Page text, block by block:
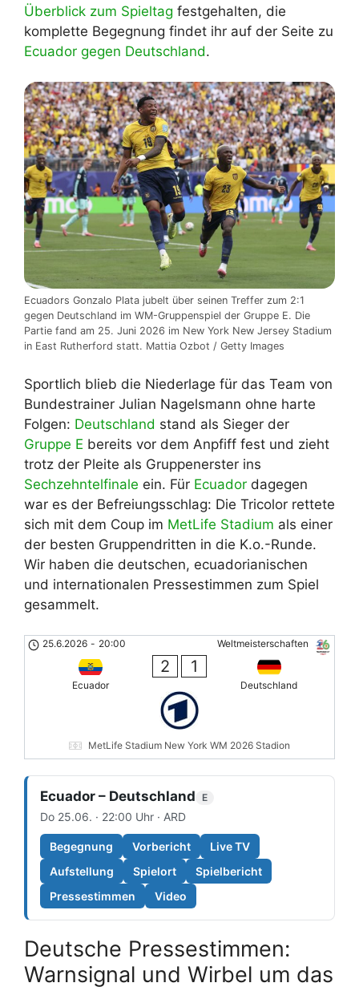
Überblick zum Spieltag festgehalten, die
komplette Begegnung findet ihr auf der Seite zu
Ecuador gegen Deutschland.
Ecuadors Gonzalo Plata jubelt über seinen Treffer zum 2:1
gegen Deutschland im WM-Gruppenspiel der Gruppe E. Die
Partie fand am 25. Juni 2026 im New York New Jersey Stadium
in East Rutherford statt. Mattia Ozbot / Getty Images
Sportlich blieb die Niederlage für das Team von
Bundestrainer Julian Nagelsmann ohne harte
Folgen: Deutschland stand als Sieger der
Gruppe E bereits vor dem Anpfiff fest und zieht
trotz der Pleite als Gruppenerster ins
Sechzehntelfinale ein. Für Ecuador dagegen
war es der Befreiungsschlag: Die Tricolor rettete
sich mit dem Coup im MetLife Stadium als einer
der besten Gruppendritten in die K.o.-Runde.
Wir haben die deutschen, ecuadorianischen
und internationalen Pressestimmen zum Spiel
gesammelt.
Weltmeisterschaften
25.6.2026 - 20:00
Ecuador
2 1
Deutschland
MetLife Stadium New York WM 2026 Stadion
Ecuador – Deutschland E
Do 25.06. · 22:00 Uhr · ARD
Begegnung Vorbericht
Live TV
Aufstellung
Spielort
Spielbericht
Pressestimmen
Video
Deutsche Pressestimmen:
Warnsignal und Wirbel um das